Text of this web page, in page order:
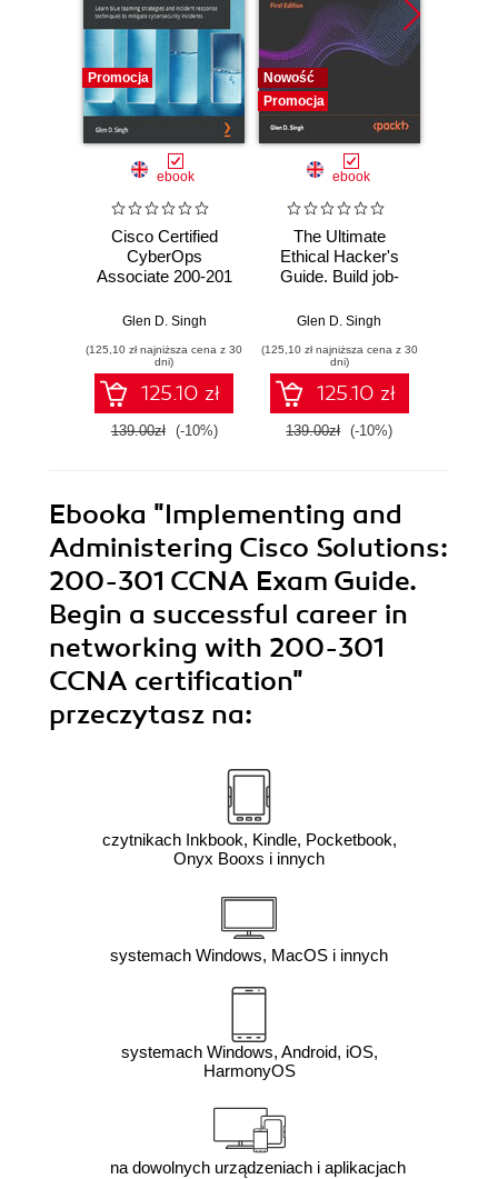
Promocja
ebook
Cisco Certified
CyberOps
Associate 200-201
Learn blue teaming
incident response
techniques to
mitigate
cybersecurity
incidents
Glen D. Singh
(125,10 zł najniższa cena z 30
dni)
125.10 zł
139.00zł (-10%)
Nowość
Promocja
ebook
The Ultimate
Ethical Hacker's
Guide. Build job-
hands-on labs in
IoT/OT, and
professional
reporting
Glen D. Singh
(125,10 zł najniższa cena z 30
dni)
125.10 zł
139.00zł (-10%)
Ebooka "Implementing and
Administering Cisco Solutions:
200-301 CCNA Exam Guide.
Begin a successful career in
networking with 200-301
CCNA certification"
przeczytasz na:
czytnikach Inkbook, Kindle, Pocketbook,
Onyx Booxs i innych
systemach Windows, MacOS i innych
systemach Windows, Android, iOS,
HarmonyOS
na dowolnych urządzeniach i aplikacjach